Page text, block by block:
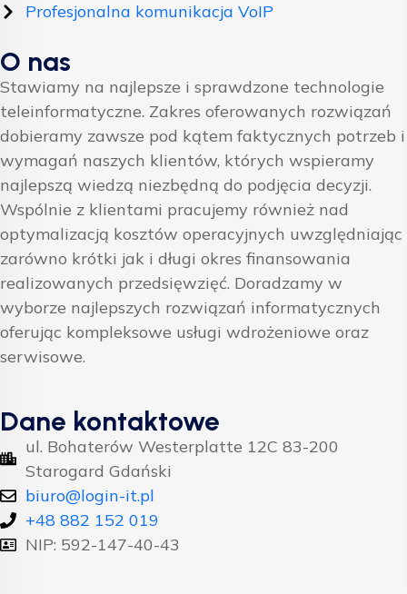
Profesjonalna komunikacja VoIP
O nas
Stawiamy na najlepsze i sprawdzone technologie
teleinformatyczne. Zakres oferowanych rozwiązań
dobieramy zawsze pod kątem faktycznych potrzeb i
wymagań naszych klientów, których wspieramy
najlepszą wiedzą niezbędną do podjęcia decyzji.
Wspólnie z klientami pracujemy również nad
optymalizacją kosztów operacyjnych uwzględniając
zarówno krótki jak i długi okres finansowania
realizowanych przedsięwzięć. Doradzamy w
wyborze najlepszych rozwiązań informatycznych
oferując kompleksowe usługi wdrożeniowe oraz
serwisowe.
Dane kontaktowe
ul. Bohaterów Westerplatte 12C 83-200
Starogard Gdański
biuro@login-it.pl
+48 882 152 019
NIP: 592-147-40-43